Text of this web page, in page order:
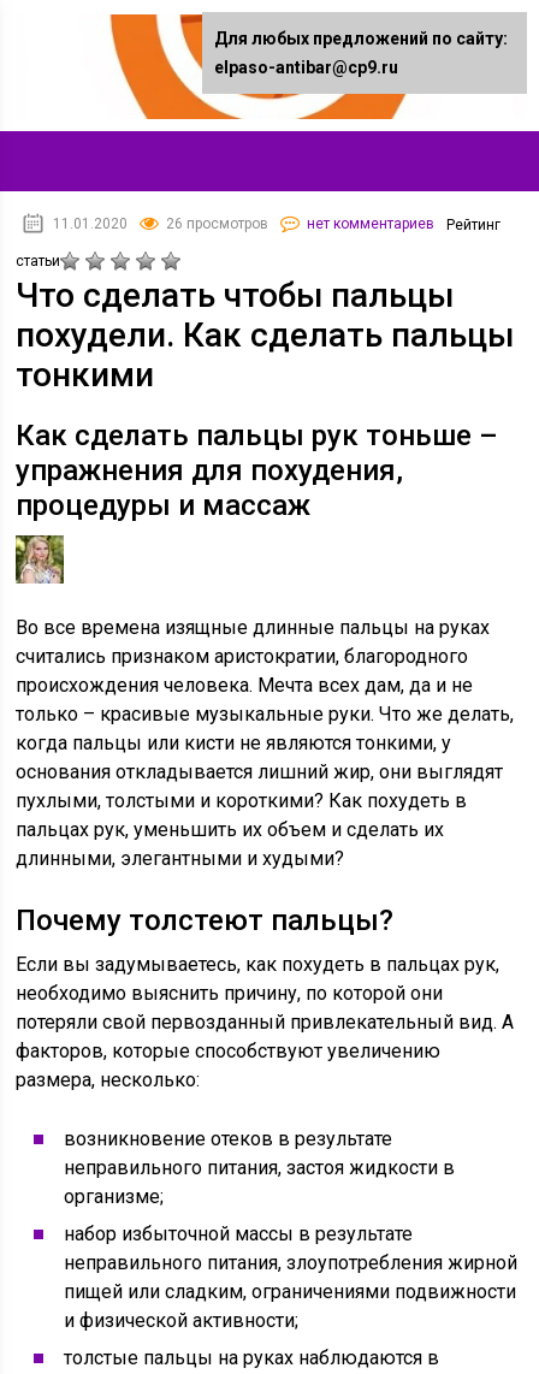
11.01.2020 26 просмотров нет комментариев Рейтинг
статьи
Что сделать чтобы пальцы
похудели. Как сделать пальцы
тонкими
Как сделать пальцы рук тоньше –
упражнения для похудения,
процедуры и массаж
Во все времена изящные длинные пальцы на руках
считались признаком аристократии, благородного
происхождения человека. Мечта всех дам, да и не
только – красивые музыкальные руки. Что же делать,
когда пальцы или кисти не являются тонкими, у
основания откладывается лишний жир, они выглядят
пухлыми, толстыми и короткими? Как похудеть в
пальцах рук, уменьшить их объем и сделать их
длинными, элегантными и худыми?
Почему толстеют пальцы?
Если вы задумываетесь, как похудеть в пальцах рук,
необходимо выяснить причину, по которой они
потеряли свой первозданный привлекательный вид. А
факторов, которые способствуют увеличению
размера, несколько:
возникновение отеков в результате
неправильного питания, застоя жидкости в
организме;
набор избыточной массы в результате
неправильного питания, злоупотребления жирной
пищей или сладким, ограничениями подвижности
и физической активности;
толстые пальцы на руках наблюдаются в
Для любых предложений по сайту:
elpaso-antibar@cp9.ru